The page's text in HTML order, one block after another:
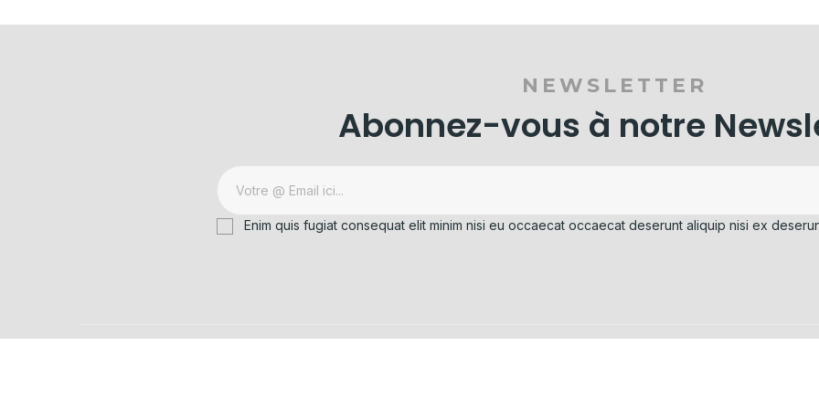
NEWSLETTER
Abonnez-vous à notre
Enim quis fugiat consequat elit minim nisi eu occaecat occaecat deserunt aliquip nisi ex